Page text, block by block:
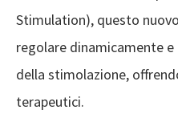
Stimulation), questo
regolare dinamicamente e
della stimolazione,
terapeutici.